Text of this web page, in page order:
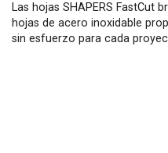
Las hojas SHAPERS FastCut
hojas de acero inoxidable
sin esfuerzo para cada